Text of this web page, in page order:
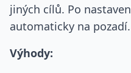
jiných cílů. Po
automaticky na pozadí.
Výhody: